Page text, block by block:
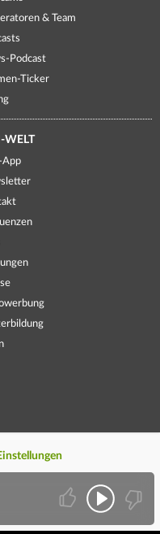
& Team
Podcast
Ticker
WELT
App